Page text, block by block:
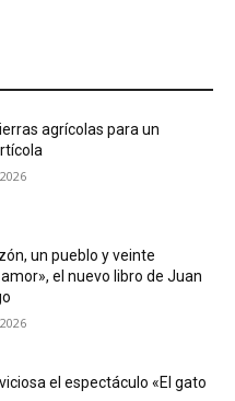
agrícolas para un
un pueblo y veinte
el nuevo libro de Juan
el espectáculo «El gato